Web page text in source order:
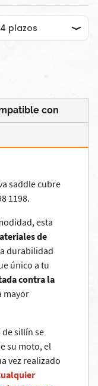
con
saddle cubre
1198.
esta
de
durabilidad
único a tu
contra la
mayor
de sillín se
su moto, el
vez realizado